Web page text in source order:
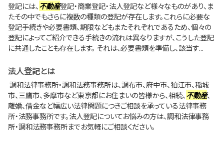
登記には、不動産登記・商業登記・法人登記など様々なものがあり、ま
たその中でもさらに複数の種類の登記が存在します。これらに必要な
登記手続きや必要書類、期限などもまたそれぞれであるため、個々の
登記によってご紹介できる手続きの流れは異なりますが、こうした登記
に共通したことも存在します。 それは、必要書類を準備し、該当す...
法人登記とは
調和法律事務所・調和法務事務所は、調布市、府中市、狛江市、稲城
市、三鷹市、多摩市など東京都にお住まいの皆様から、相続、不動産、
離婚、借金など幅広い法律問題につきご相談を承っている法律事務
所・法務事務所です。法人登記についてお悩みの方は、調和法律事務
所・調和法務事務所までお気軽にご相談ください。